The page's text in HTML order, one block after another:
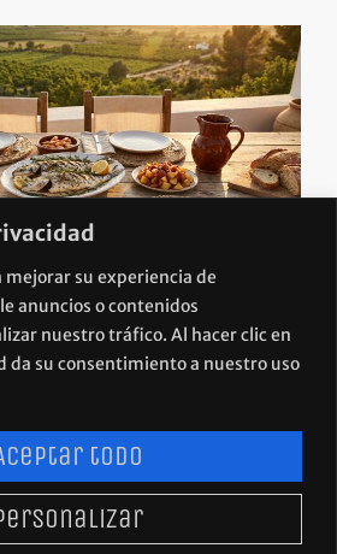
mejorar su experiencia de
anuncios o contenidos
nuestro tráfico. Al hacer clic en
da su consentimiento a nuestro uso
todo
en Murcia: 700 millones de
en serio
DE PRIVACIDAD